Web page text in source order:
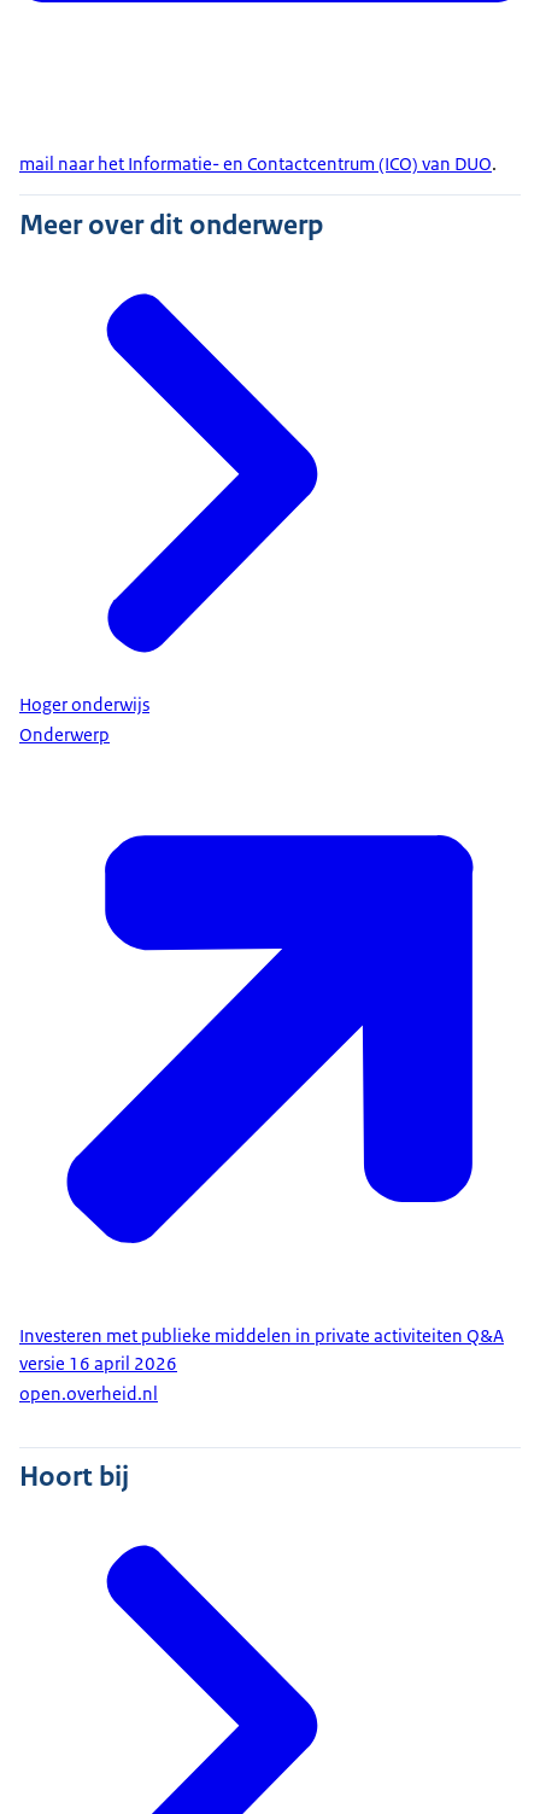
mail naar het Informatie- en Contactcentrum (ICO) van DUO.
Meer over dit onderwerp
Hoger onderwijs
Onderwerp
Investeren met publieke middelen in private activiteiten Q&A
versie 16 april 2026
open.overheid.nl
Hoort bij